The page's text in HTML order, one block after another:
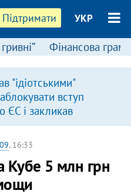
Підтримати УКР
Фінансова
"ідіотськими"
вступ
ЄС і закликав
антиукраїнську
, 16:33
Кубе 5 млн грн